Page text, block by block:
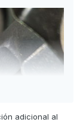
adicional al